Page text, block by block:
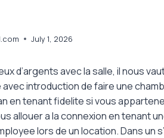
July 1, 2026
d’argents avec la salle, il nous
introduction de faire une
en tenant fidelite si vous
allouer a la connexion en tenant
lors de un location. Dans un